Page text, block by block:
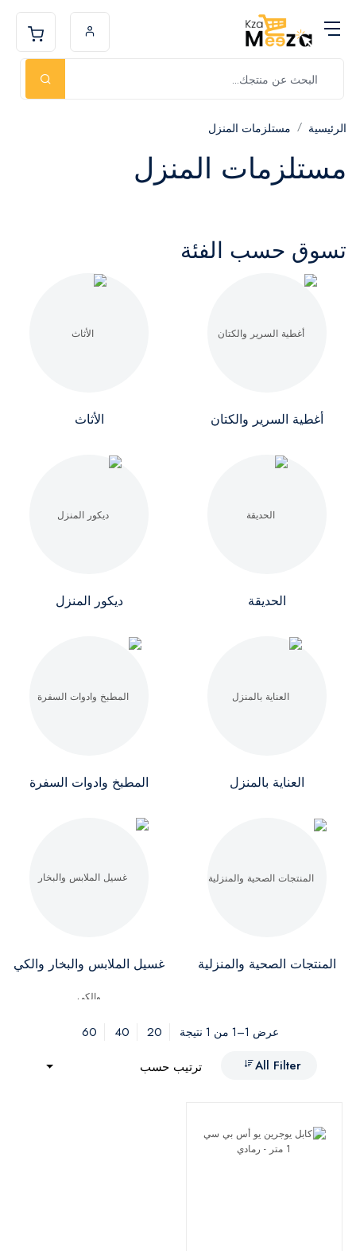
الرئيسية مستلزمات المنزل
مستلزمات المنزل
تسوق حسب الفئة
أغطية السرير والكتان الأثاث
الحديقة ديكور المنزل
العناية بالمنزل المطبخ وادوات السفرة
المنتجات الصحية والمنزلية غسيل الملابس والبخار والكي
عرض 1–1 من 1 نتيجة 20
40
60
All Filter
ترتيب حسب